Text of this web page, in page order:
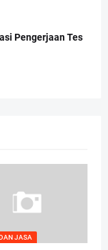
Pengerjaan Tes
JASA